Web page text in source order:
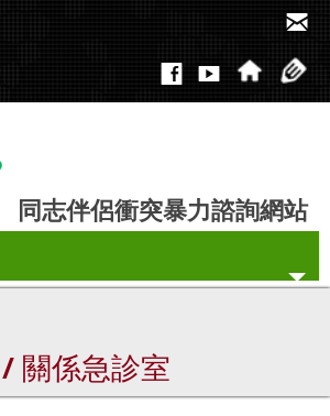
同志伴侶衝突暴力諮詢網站
/ 關係急診室